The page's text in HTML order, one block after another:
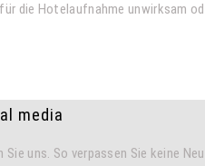
die Hotelaufnahme unwirksam
media
Sie uns. So verpassen Sie keine